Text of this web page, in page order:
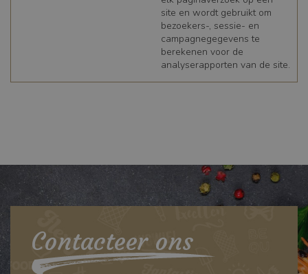
site en wordt gebruikt om
bezoekers-, sessie- en
campagnegegevens te
berekenen voor de
analyserapporten van de site.
Contacteer ons
CookieScript
www.tnsfood.com
1 maand
van bezoekers te
onthouden. De
cookie-banner van
Cookie-Script.com
Privacy Policy